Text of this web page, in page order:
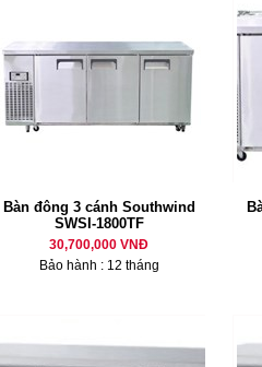
Bàn đông 3 cánh Southwind
SWSI-1800TF
30,700,000 VNĐ
Bảo hành : 12 tháng